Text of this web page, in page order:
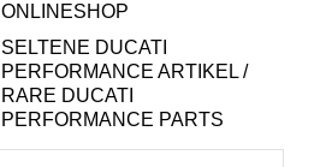
ONLINESHOP
SELTENE DUCATI
PERFORMANCE ARTIKEL /
RARE DUCATI
PERFORMANCE PARTS